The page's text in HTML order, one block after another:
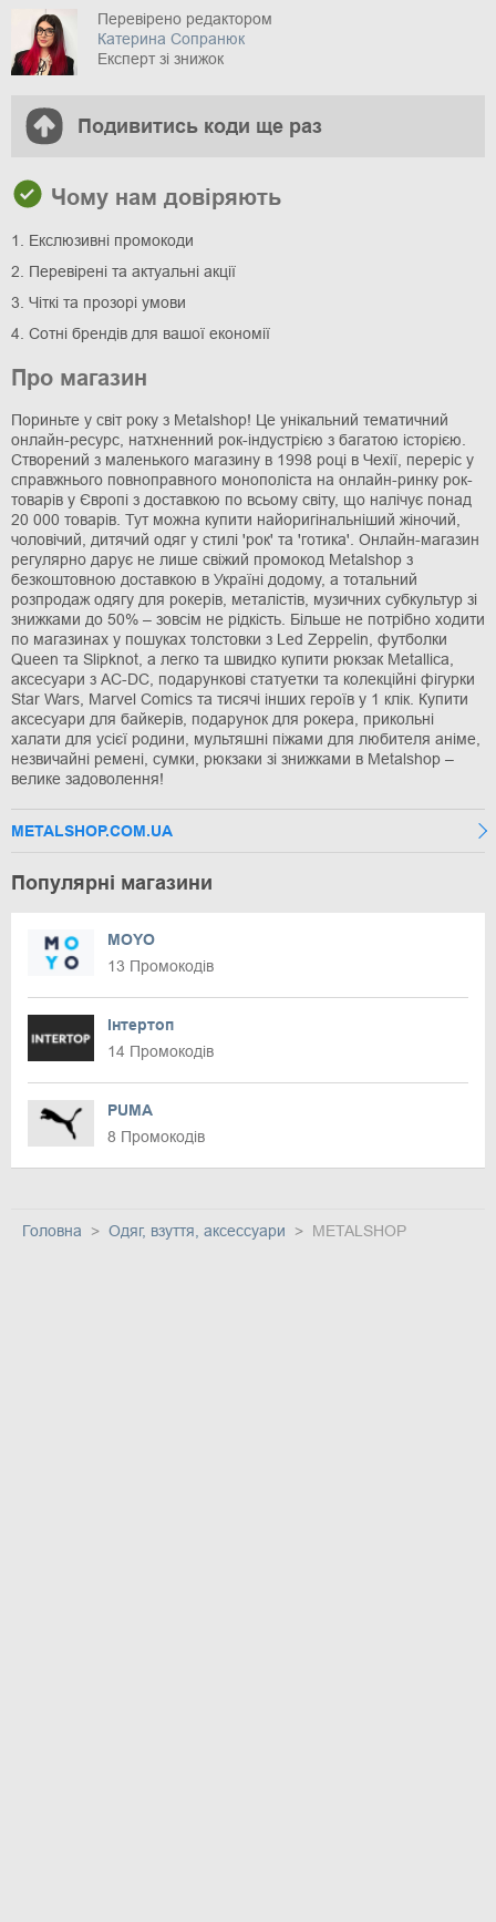
Перевірено редактором
Катерина Сопранюк
Експерт зі знижок
Подивитись коди ще раз
Чому нам довіряють
1. Екслюзивні промокоди
2. Перевірені та актуальні акції
3. Чіткі та прозорі умови
4. Сотні брендів для вашої економії
Про магазин
Пориньте у світ року з Metalshop! Це унікальний тематичний
онлайн-ресурс, натхненний рок-індустрією з багатою історією.
Створений з маленького магазину в 1998 році в Чехії, переріс у
справжнього повноправного монополіста на онлайн-ринку рок-
товарів у Європі з доставкою по всьому світу, що налічує понад
20 000 товарів. Тут можна купити найоригінальніший жіночий,
чоловічий, дитячий одяг у стилі 'рок' та 'готика'. Онлайн-магазин
регулярно дарує не лише свіжий промокод Metalshop з
безкоштовною доставкою в Україні додому, а тотальний
розпродаж одягу для рокерів, металістів, музичних субкультур зі
знижками до 50% – зовсім не рідкість. Більше не потрібно ходити
по магазинах у пошуках толстовки з Led Zeppelin, футболки
Queen та Slipknot, а легко та швидко купити рюкзак Metallica,
аксесуари з AC-DC, подарункові статуетки та колекційні фігурки
Star Wars, Marvel Comics та тисячі інших героїв у 1 клік. Купити
аксесуари для байкерів, подарунок для рокера, прикольні
халати для усієї родини, мультяшні піжами для любителя аніме,
незвичайні ремені, сумки, рюкзаки зі знижками в Metalshop –
велике задоволення!
METALSHOP.COM.UA
Популярні магазини
MOYO
13 Промокодів
Інтертоп
14 Промокодів
PUMA
8 Промокодів
Головна Одяг, взуття, аксессуари METALSHOP